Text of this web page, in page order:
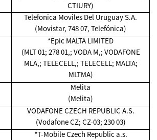
CTIURY)
Telefonica Moviles Del Uruguay S.A.
(Movistar, 748 07, Telefónica)
*Epic MALTA LIMITED
(MLT 01; 278 01,; VODA M,; VODAFONE
MLA,; TELECELL,; TELECELL; MALTA;
MLTMA)
Melita
(Melita)
VODAFONE CZECH REPUBLIC A.S.
(Vodafone CZ; CZ-03; 230 03)
*T-Mobile Czech Republic a.s.